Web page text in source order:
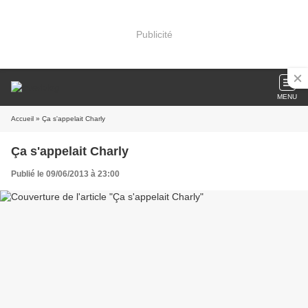
Publicité
MENU
Accueil » Ça s'appelait Charly
Ça s'appelait Charly
Publié le 09/06/2013 à 23:00